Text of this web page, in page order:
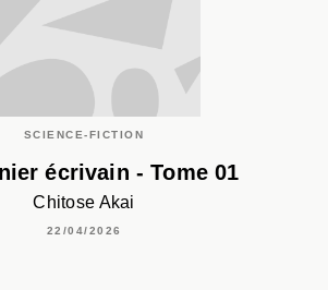
SCIENCE-FICTION
écrivain - Tome 01
Chitose Akai
22/04/2026